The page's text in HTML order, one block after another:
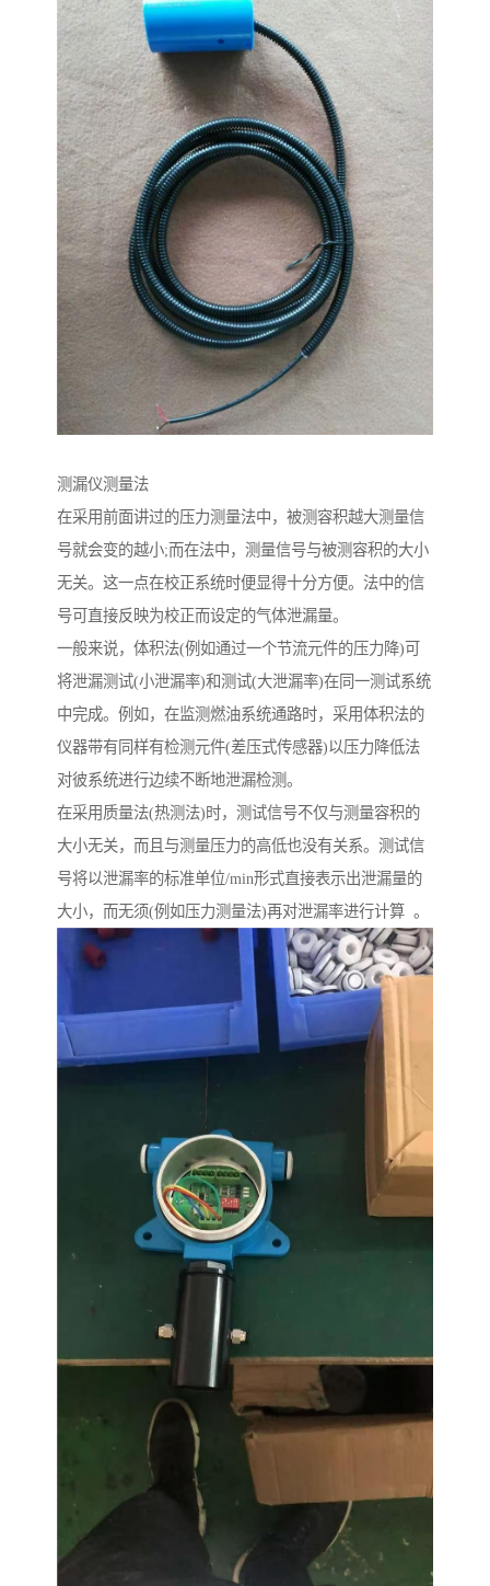
测漏仪测量法
在采用前面讲过的压力测量法中，被测容积越大测量信
号就会变的越小;而在法中，测量信号与被测容积的大小
无关。这一点在校正系统时便显得十分方便。法中的信
号可直接反映为校正而设定的气体泄漏量。
一般来说，体积法(例如通过一个节流元件的压力降)可
将泄漏测试(小泄漏率)和测试(大泄漏率)在同一测试系统
中完成。例如，在监测燃油系统通路时，采用体积法的
仪器带有同样有检测元件(差压式传感器)以压力降低法
对彼系统进行边续不断地泄漏检测。
在采用质量法(热测法)时，测试信号不仅与测量容积的
大小无关，而且与测量压力的高低也没有关系。测试信
号将以泄漏率的标准单位/min形式直接表示出泄漏量的
大小，而无须(例如压力测量法)再对泄漏率进行计算 。